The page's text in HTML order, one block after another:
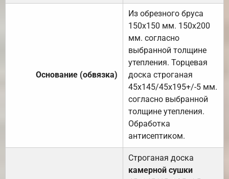
Основание (обвязка)
Из обрезного бруса
150х150 мм. 150х200
мм. согласно
выбранной толщине
утепления. Торцевая
доска строганая
45х145/45х195+/-5 мм.
согласно выбранной
толщине утепления.
Обработка
антисептиком.
Строганая доска
камерной сушки